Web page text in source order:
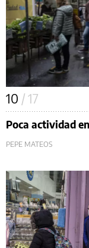
10 / 17
Poca actividad
PEPE MATEOS